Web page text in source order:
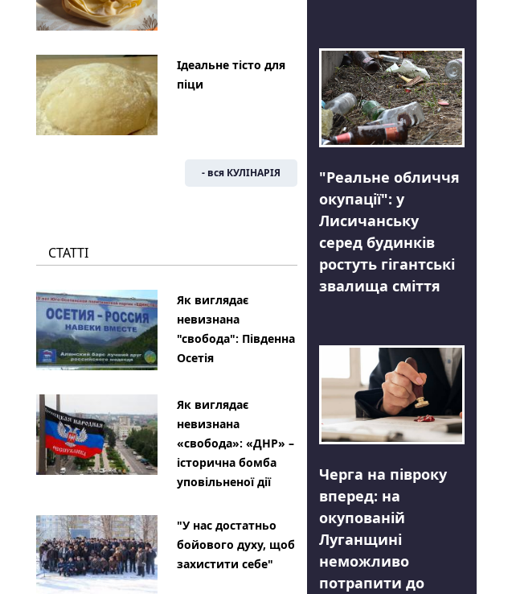
Ідеальне тісто для
піци
- вся КУЛІНАРІЯ
СТАТТІ
Як виглядає
невизнана
"свобода": Південна
Осетія
Як виглядає
невизнана
«свобода»: «ДНР» –
історична бомба
уповільненої дії
"У нас достатньо
бойового духу, щоб
захистити себе"
"Реальне обличчя
окупації": у
Лисичанську
серед будинків
ростуть гігантські
звалища сміття
Черга на півроку
вперед: на
окупованій
Луганщині
неможливо
потрапити до